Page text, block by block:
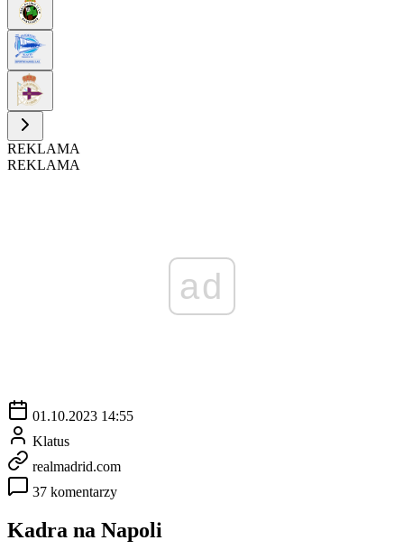
REKLAMA
REKLAMA
ad
01.10.2023 14:55
Klatus
realmadrid.com
37 komentarzy
Kadra na Napoli